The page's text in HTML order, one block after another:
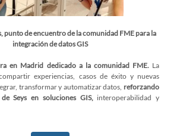
punto de encuentro de la comunidad FME para la
integración de datos GIS
en Madrid dedicado a la comunidad FME.La
experiencias, casos de éxito y nuevas
transformar y automatizar datos, reforzando
Seys en soluciones GIS,interoperabilidad y